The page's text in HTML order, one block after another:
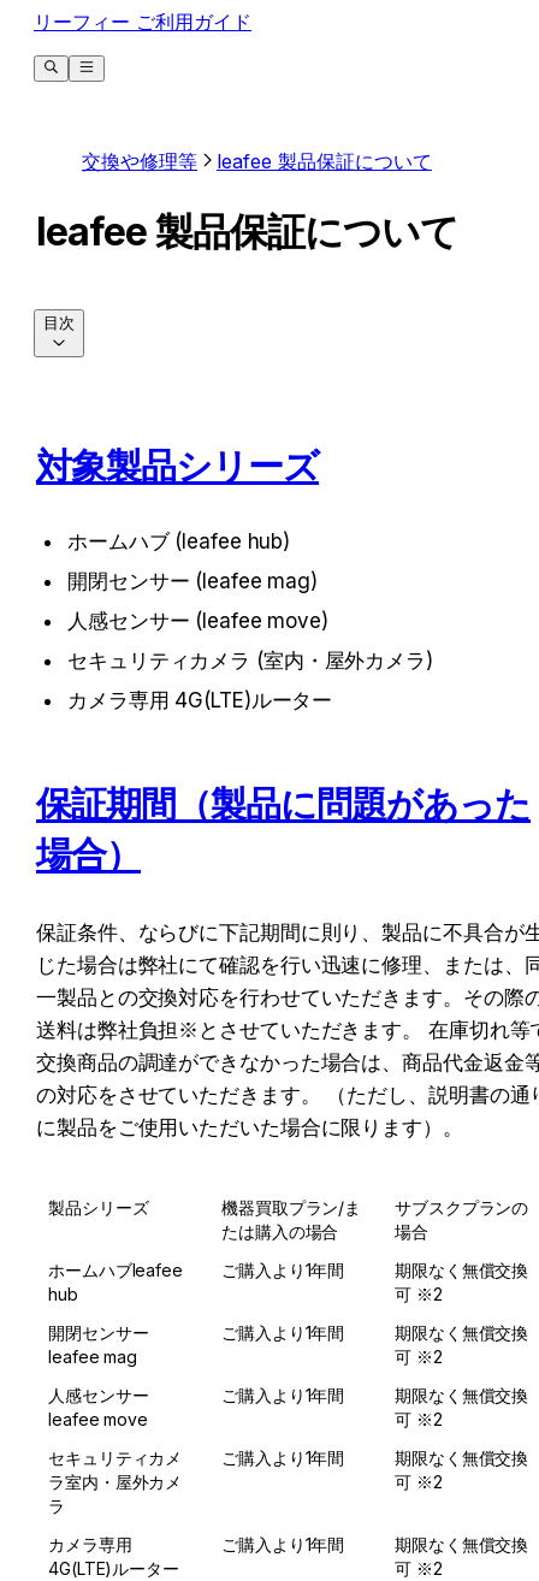
リーフィー ご利用ガイド
交換や修理等 leafee 製品保証について
leafee 製品保証について
対象製品シリーズ
ホームハブ (leafee hub)
開閉センサー (leafee mag)
人感センサー (leafee move)
セキュリティカメラ (室内・屋外カメラ)
カメラ専用 4G(LTE)ルーター
保証期間（製品に問題があった
場合）
保証条件、ならびに下記期間に則り、製品に不具合が
じた場合は弊社にて確認を行い迅速に修理、または、
一製品との交換対応を行わせていただきます。その際
送料は弊社負担※とさせていただきます。 在庫切れ等
交換商品の調達ができなかった場合は、商品代金返金
の対応をさせていただきます。 （ただし、説明書の通
に製品をご使用いただいた場合に限ります）。
製品シリーズ
機器買取プラン/ま
たは購入の場合
サブスクプランの
場合
ホームハブleafee
hub
ご購入より1年間
期限なく無償交換
可 ※2
開閉センサー
leafee mag
ご購入より1年間
期限なく無償交換
可 ※2
人感センサー
leafee move
ご購入より1年間
期限なく無償交換
可 ※2
セキュリティカメ
ラ室内・屋外カメ
ラ
ご購入より1年間
期限なく無償交換
可 ※2
カメラ専用
4G(LTE)ルーター
ご購入より1年間
期限なく無償交換
可 ※2
目次